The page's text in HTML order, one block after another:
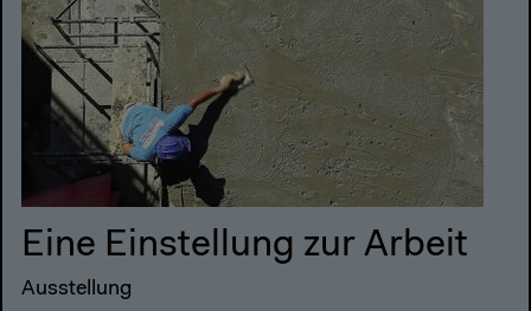
Eine Einstellung zur Arbeit
Ausstellung